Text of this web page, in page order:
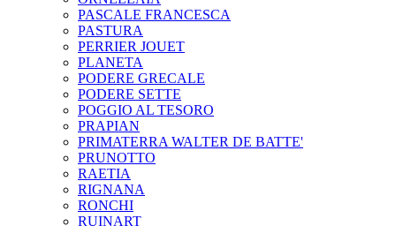
PASCALE FRANCESCA
PASTURA
PERRIER JOUET
PLANETA
PODERE GRECALE
PODERE SETTE
POGGIO AL TESORO
PRAPIAN
PRIMATERRA WALTER DE BATTE'
PRUNOTTO
RAETIA
RIGNANA
RONCHI
RUINART